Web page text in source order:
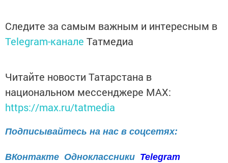
Следите за самым важным и интересным в
Telegram-канале Татмедиа
Читайте новости Татарстана в
национальном мессенджере MАХ:
https://max.ru/tatmedia
Подписывайтесь на нас в соцсетях:
ВКонтакте Одноклассники Telegram